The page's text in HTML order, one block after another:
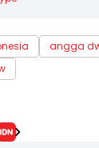
angga